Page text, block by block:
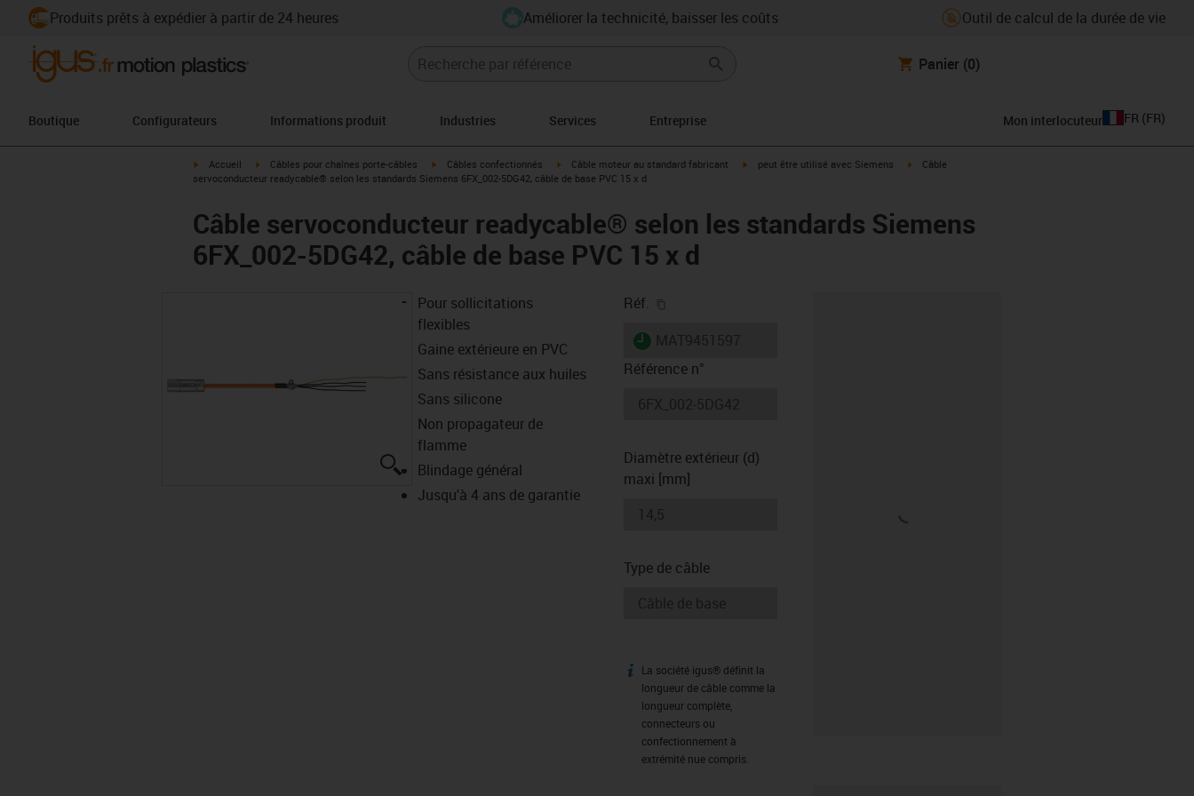
Produits prêts à expédier à partir de 24 heures Améliorer la technicité, baisser les coûts Outil de calcul de la durée de vie
Panier (0)
Boutique Configurateurs Informations produit Industries Services Entreprise Mon interlocuteur FR (FR)
igus-icon-arrow-right
Accueil igus-icon-arrow-right
Câbles pour chaînes porte-câbles igus-icon-arrow-right
Câbles confectionnés igus-icon-arrow-right
Câble moteur au standard fabricant igus-icon-arrow-right
peut être utilisé avec Siemens igus-icon-arrow-right
Câble
servoconducteur readycable® selon les standards Siemens 6FX_002-5DG42, câble de base PVC 15 x d
Câble servoconducteur readycable® selon les standards Siemens
6FX_002-5DG42, câble de base PVC 15 x d
igus-icon-lupe
Pour sollicitations
flexibles
Gaine extérieure en PVC
Sans résistance aux huiles
Sans silicone
Non propagateur de
flamme
Blindage général
Jusqu'à 4 ans de garantie
Réf.
igus-icon-lieferzeit
Référence n°
Diamètre extérieur (d)
maxi [mm]
Type de câble
igus-icon-info
La société igus® définit la
longueur de câble comme la
longueur complète,
connecteurs ou
confectionnement à
extrémité nue compris.